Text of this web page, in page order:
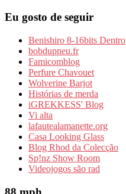
Eu gosto de seguir
Benishiro 8-16bits Dentro
bobdupneu.fr
Famicomblog
Perfure Chavouet
Wolverine Barjot
Histórias de merda
iGREKKESS' Blog
Vi alta
lafautealamanette.org
Casa Looking Glass
Blog Rhod da Colecção
Sp!nz Show Room
Videojogos são rad